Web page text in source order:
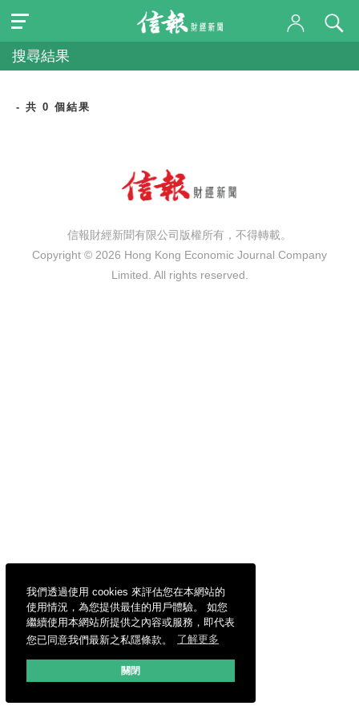
我們透過使用 cookies 來評估您在本網站的
使用情況，為您提供最佳的用戶體驗。 如您
繼續使用本網站所提供之內容或服務，即代表
您已同意我們最新之私隱條款。
了解更多
關閉
搜尋結果
- 共 0 個結果
信報財經新聞有限公司版權所有，不得轉載。
Copyright © 2026 Hong Kong Economic Journal Company
Limited. All rights reserved.